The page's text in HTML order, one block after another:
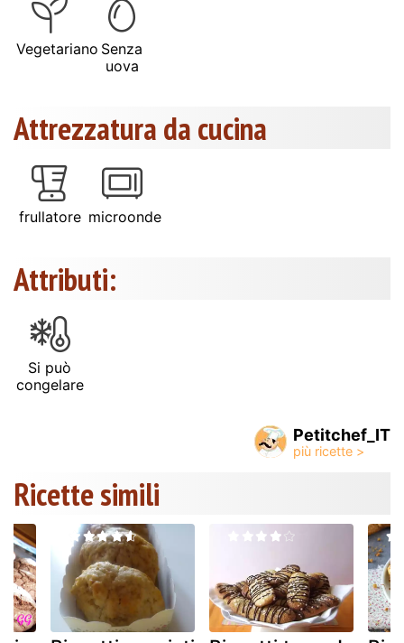
Vegetariano Senza
uova
Attrezzatura da cucina
frullatore microonde
Attributi:
Si può
congelare
Petitchef_IT
Ricette simili